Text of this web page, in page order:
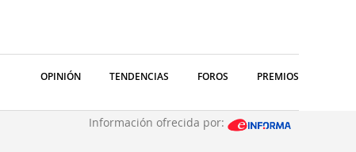
OPINIÓN TENDENCIAS FOROS PREMIOS
Información ofrecida por: